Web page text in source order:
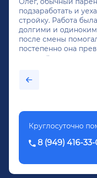
подзаработать и
стройку. Работа
долгими и
после смены
постепенно она
крепкий алкоголь,
было назначено
Довженко.
Круглосуточно
8 (949) 416-33-